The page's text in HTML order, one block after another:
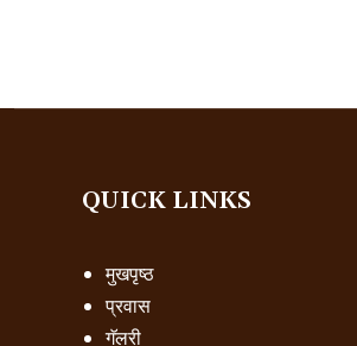
QUICK LINKS
मुखपृष्ठ
प्रवास
गॅलरी